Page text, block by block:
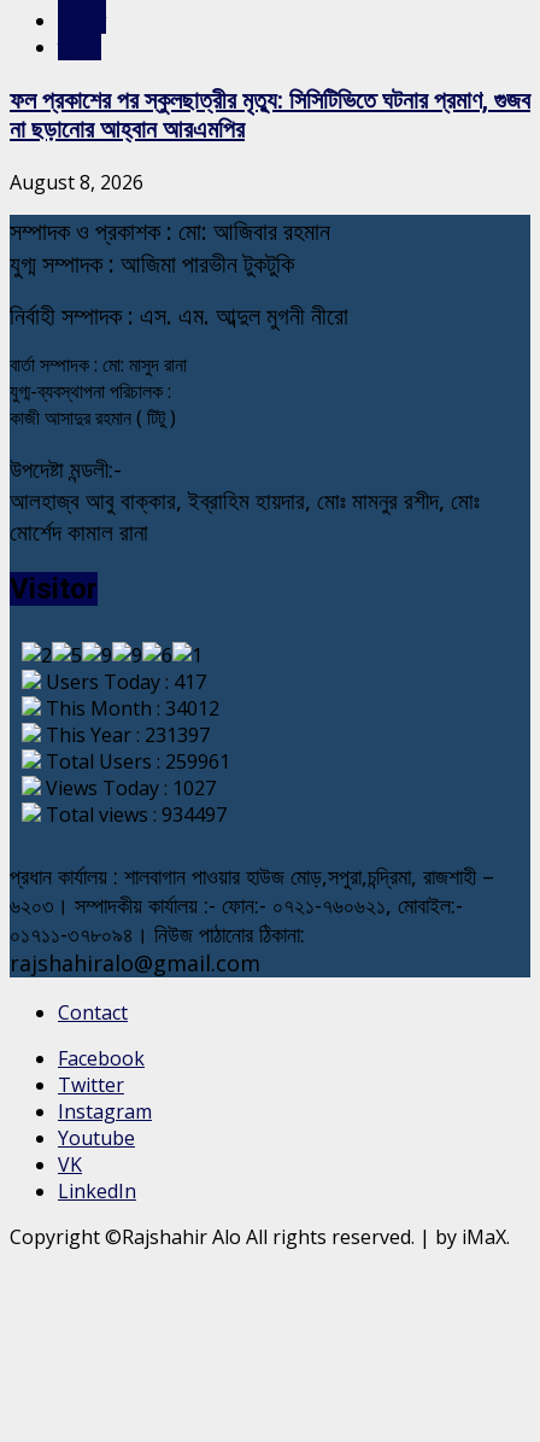
ফল প্রকাশের পর স্কুলছাত্রীর মৃত্যু: সিসিটিভিতে ঘটনার প্রমাণ, গুজব
না ছড়ানোর আহ্বান আরএমপির
August 8, 2026
সম্পাদক ও প্রকাশক : মো: আজিবার রহমান
যুগ্ম সম্পাদক : আজিমা পারভীন টুকটুকি
নির্বাহী সম্পাদক : এস. এম. আব্দুল মুগনী নীরো
বার্তা সম্পাদক : মো: মাসুদ রানা
যুগ্ম-ব্যবস্থাপনা পরিচালক :
কাজী আসাদুর রহমান ( টিটু )
উপদেষ্টা মন্ডলী:-
আলহাজ্ব আবু বাক্কার, ইব্রাহিম হায়দার, মোঃ মামনুর রশীদ, মোঃ
মোর্শেদ কামাল রানা
Visitor
Users Today : 417
This Month : 34012
This Year : 231397
Total Users : 259961
Views Today : 1027
Total views : 934497
প্রধান কার্যালয় : শালবাগান পাওয়ার হাউজ মোড়,সপুরা,চন্দ্রিমা, রাজশাহী –
৬২০৩। সম্পাদকীয় কার্যালয় :- ফোন:- ০৭২১-৭৬০৬২১, মোবাইল:-
০১৭১১-৩৭৮০৯৪। নিউজ পাঠানোর ঠিকানা:
rajshahiralo@gmail.com
Contact
Facebook
Twitter
Instagram
Youtube
VK
LinkedIn
Copyright ©Rajshahir Alo All rights reserved. | by iMaX.